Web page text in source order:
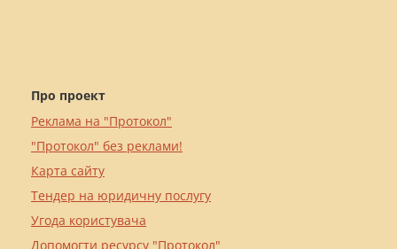
Про проект
Реклама на "Протокол"
"Протокол" без реклами!
Карта сайту
Тендер на юридичну послугу
Угода користувача
Допомогти ресурсу "Протокол"